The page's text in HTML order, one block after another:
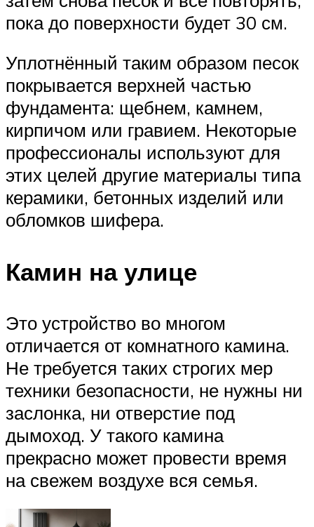
пока до поверхности будет 30 см.
Уплотнённый таким образом песок
покрывается верхней частью
фундамента: щебнем, камнем,
кирпичом или гравием. Некоторые
профессионалы используют для
этих целей другие материалы типа
керамики, бетонных изделий или
обломков шифера.
Камин на улице
Это устройство во многом
отличается от комнатного камина.
Не требуется таких строгих мер
техники безопасности, не нужны ни
заслонка, ни отверстие под
дымоход. У такого камина
прекрасно может провести время
на свежем воздухе вся семья.